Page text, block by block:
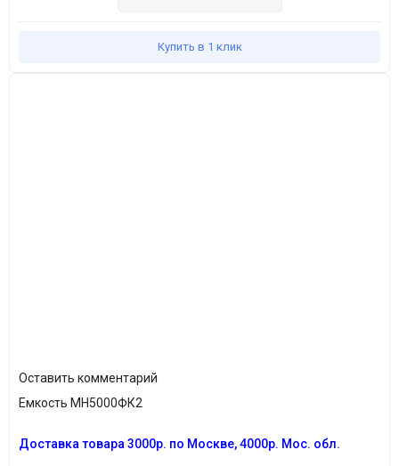
Купить в 1 клик
Оставить комментарий
Емкость МН5000ФК2
Доставка товара 3000р. по Москве, 4000р. Мос. обл.